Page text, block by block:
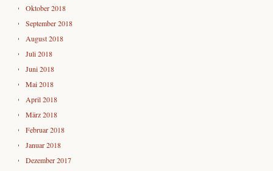
Oktober 2018
September 2018
August 2018
Juli 2018
Juni 2018
Mai 2018
April 2018
März 2018
Februar 2018
Januar 2018
Dezember 2017